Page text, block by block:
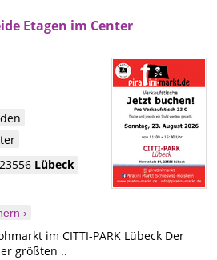
Etagen im Center
23556 Lübeck
›
im CITTI-PARK Lübeck Der
größten ..